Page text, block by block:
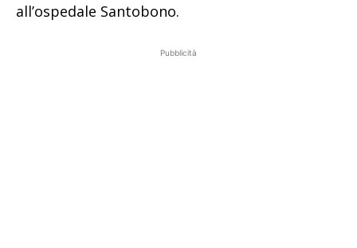
all’ospedale Santobono.
Pubblicità